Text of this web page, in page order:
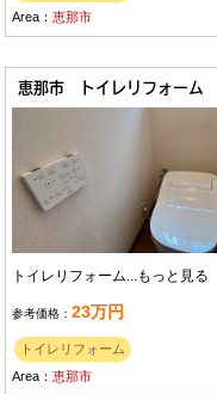
Area：恵那市
恵那市 トイレリフォーム
トイレリフォーム... もっと見る
参考価格：23万円
トイレリフォーム
Area：恵那市